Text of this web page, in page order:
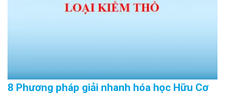
8 Phương pháp giải nhanh hóa học Hữu Cơ